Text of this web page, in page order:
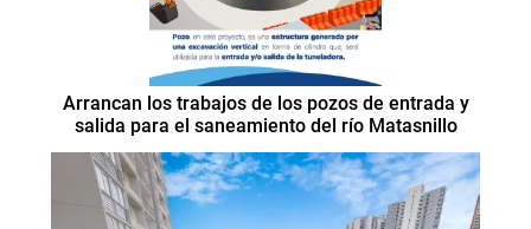
Arrancan los trabajos de los pozos de entrada y
salida para el saneamiento del río Matasnillo